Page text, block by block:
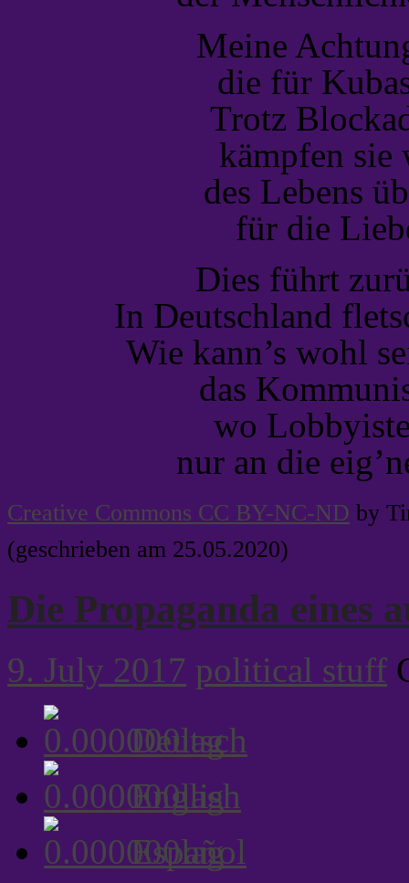
Meine
die für
Trotz
kämpfen sie
des Lebens
für die
Dies führt
In Deutschland
Wie kann’s wohl
das
wo
nur an die
Creative Commons CC BY-NC-ND by
(geschrieben am 25.05.2020)
Die Propaganda eines
9. July 2017 political stuff
Deutsch
English
Español